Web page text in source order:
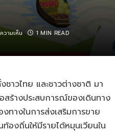
วามเห็น 1 MIN READ
ชาวไทย และชาวต่างชาติ มา
ร้างประสบการณ์ของเดินทาง
ทางในการส่งเสริมการขาย
องถิ่นให้มีรายได้หมุนเวียนใน